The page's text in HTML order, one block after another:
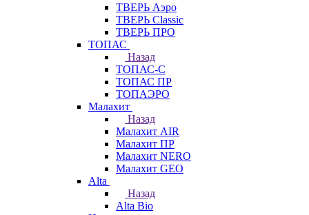
ТВЕРЬ Аэро
ТВЕРЬ Classic
ТВЕРЬ ПРО
ТОПАС
Назад
ТОПАС-С
ТОПАС ПР
ТОПАЭРО
Малахит
Назад
Малахит AIR
Малахит ПР
Малахит NERO
Малахит GEO
Alta
Назад
Alta Bio